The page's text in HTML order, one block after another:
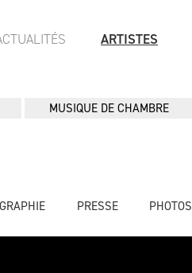
ARTISTES
MUSIQUE DE CHAMBRE
PRESSE PHOTOS